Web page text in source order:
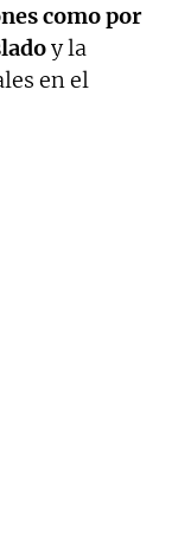
como por
y la
en el